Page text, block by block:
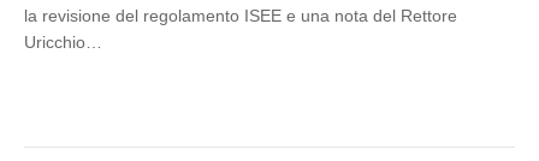
la revisione del regolamento ISEE e una nota del Rettore
Uricchio…